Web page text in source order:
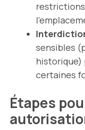
sensibles
certaines
Étapes